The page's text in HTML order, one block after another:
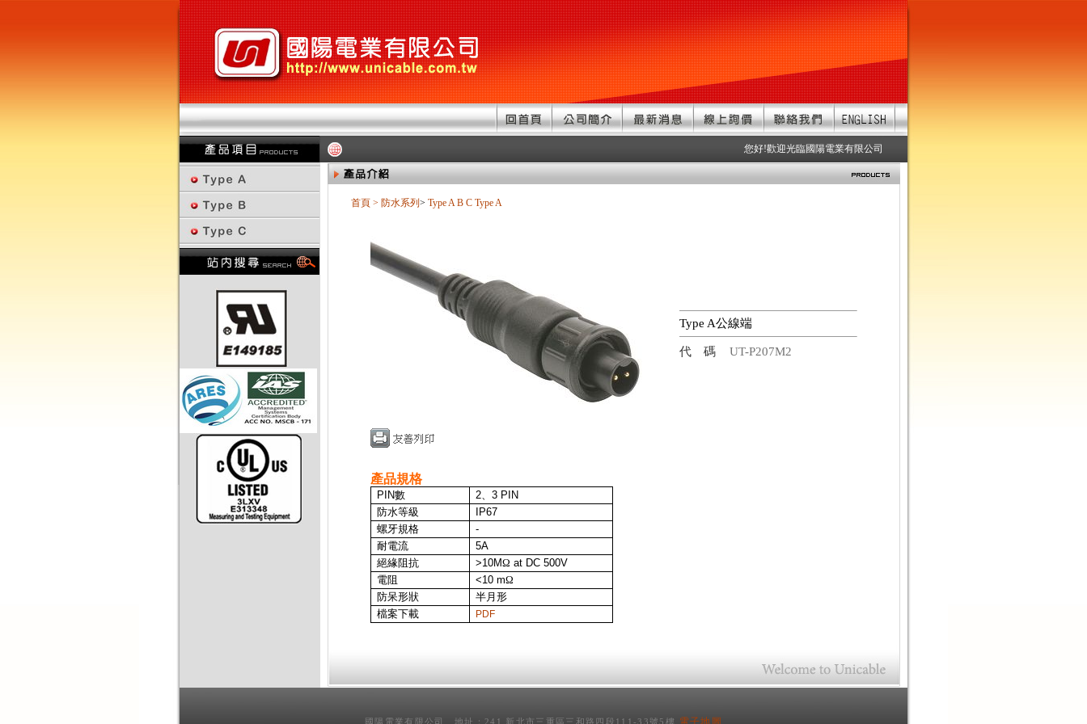
您好!歡迎光臨國陽電業有限公司 服務項目：防水連接器、防水接頭、防水連
首頁 > 防水系列 > Type A B C Type A
Type A公線端
代碼 UT-P207M2
產品規格
PIN數 2、3 PIN
防水等級
IP67
螺牙規格
-
耐電流
5A
絕緣阻抗
>10MΩ at DC 500V
電阻
<10 mΩ
防呆形狀
半月形
檔案下載
PDF
國陽電業有限公司 地址：241 新北市三重區三和路四段111-33號5樓 電子地圖